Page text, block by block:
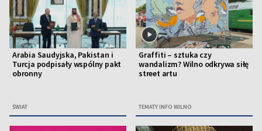
Arabia Saudyjska, Pakistan i
Turcja podpisały wspólny pakt
obronny
ŚWIAT
Graffiti – sztuka czy
wandalizm? Wilno odkrywa siłę
street artu
TEMATY INFO WILNO